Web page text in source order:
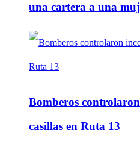
una cartera a una
Bomberos
casillas en Ruta 13